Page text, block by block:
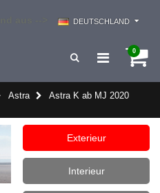
DEUTSCHLAND
0
Astra
Astra K ab MJ 2020
Exterieur
Interieur